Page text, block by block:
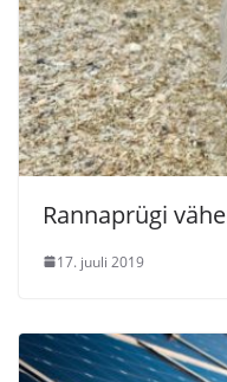
Rannaprügi
17. juuli 2019